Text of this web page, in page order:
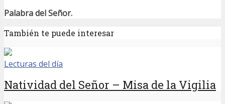
Palabra del Señor.
También te puede interesar
Lecturas del día
Natividad del Señor – Misa de la Vigilia